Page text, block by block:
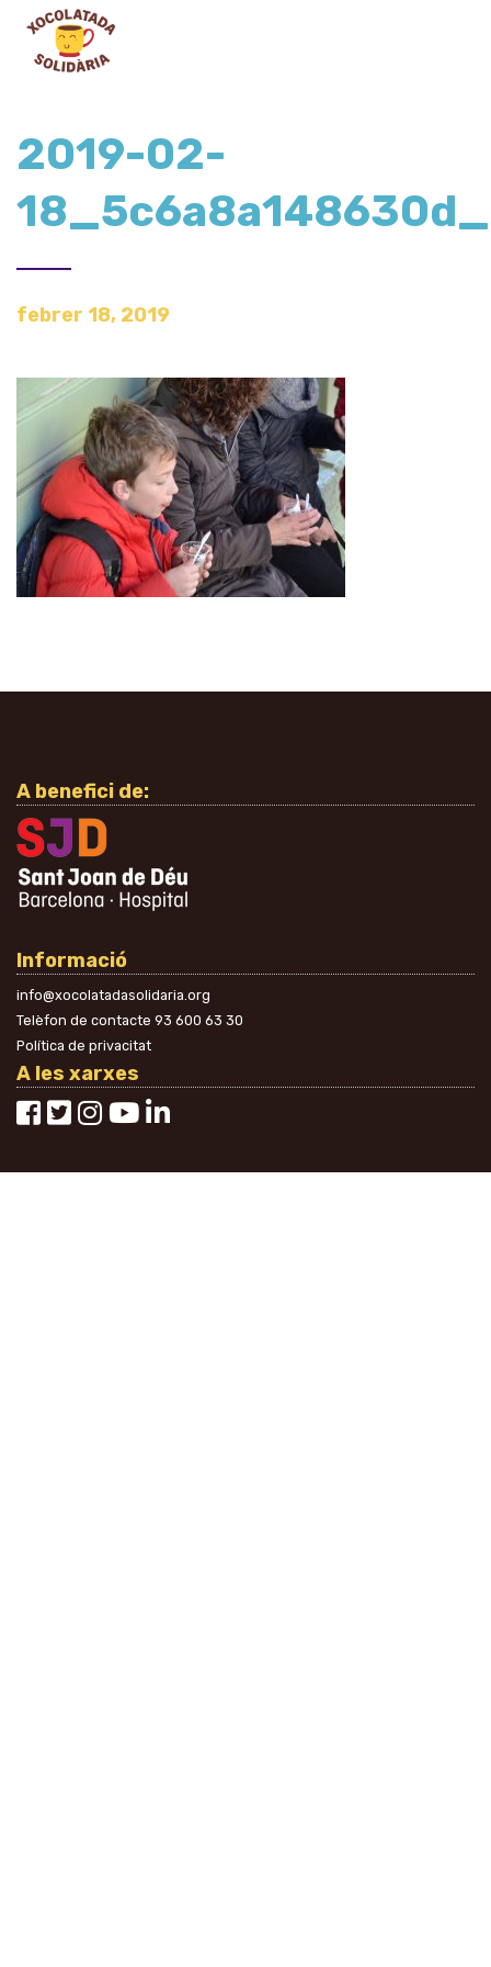
2019-02-
febrer 18, 2019
A benefici de:
Informació
info@xocolatadasolidaria.org
Telèfon de contacte 93 600 63 30
Política de privacitat
A les xarxes